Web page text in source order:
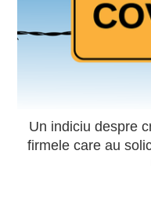
Un indiciu despre
firmele care au